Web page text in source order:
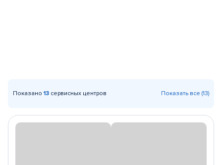
Показано 13 сервисных центров Показать все (13)